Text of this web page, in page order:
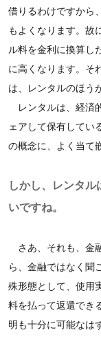
借りるわけですから
もよくなります。故
ル料を金利に換算し
に高くなります。そ
は、レンタルのほう
レンタルは、経済
ェアして保有してい
の概念に、よく当て
しかし、レンタ
いですね。
さあ、それも、金
ら、金融ではなく聞
殊形態として、使用
料を払って返還でき
明も十分に可能なは